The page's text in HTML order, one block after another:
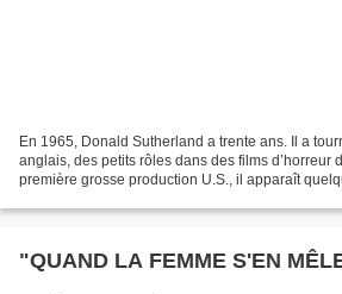
En 1965, Donald Sutherland a trente ans. Il a
anglais, des petits rôles dans des films d’horreur
première grosse production U.S., il apparaît
"QUAND LA FEMME S'EN